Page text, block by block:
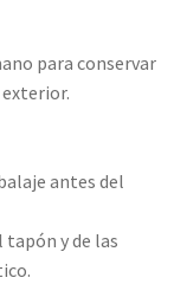
para conservar
antes del
y de las